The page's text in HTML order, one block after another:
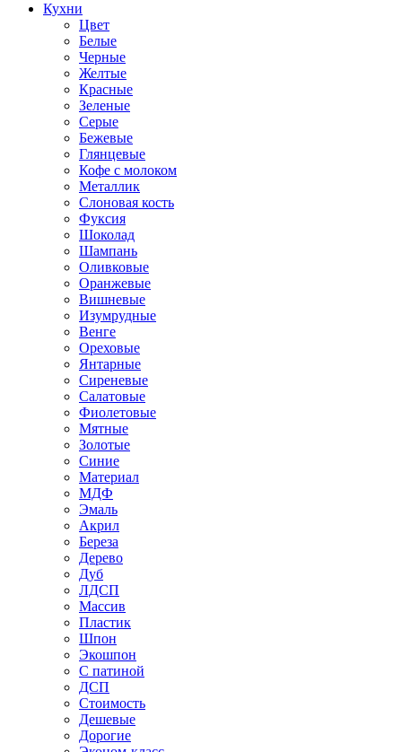
Кухни
Цвет
Белые
Черные
Желтые
Красные
Зеленые
Серые
Бежевые
Глянцевые
Кофе с молоком
Металлик
Слоновая кость
Фуксия
Шоколад
Шампань
Оливковые
Оранжевые
Вишневые
Изумрудные
Венге
Ореховые
Янтарные
Сиреневые
Салатовые
Фиолетовые
Мятные
Золотые
Синие
Материал
МДФ
Эмаль
Акрил
Береза
Дерево
Дуб
ЛДСП
Массив
Пластик
Шпон
Экошпон
С патиной
ДСП
Стоимость
Дешевые
Дорогие